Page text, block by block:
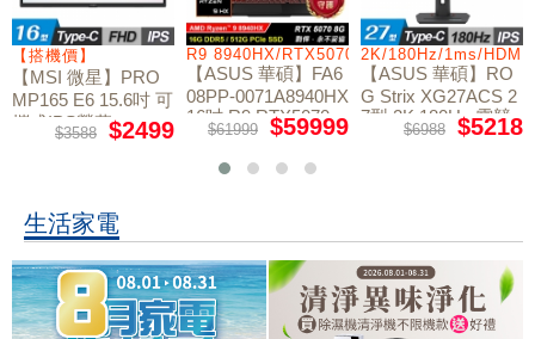
W11
【搭機價】
【MSI 微星】PRO
MP165 E6 15.6吋 可
攜式IPS螢幕
$3588 $2499
R9 8940HX/RTX5070/512GB/16G
【ASUS 華碩】FA6
08PP-0071A8940HX
16吋 R9 RTX5070
電競筆電
$61999 $59999
2K/180Hz/1ms/
【ASUS 華碩】RO
G Strix XG27ACS 2
7型 2K 180Hz 電競
$6988 $5218
生活家電